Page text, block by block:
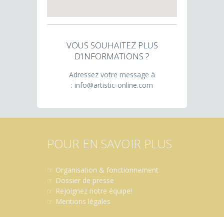
VOUS SOUHAITEZ PLUS
D’INFORMATIONS ?
Adressez votre message à
: info@artistic-online.com
POUR EN SAVOIR PLUS
☞ Organisation & fonctionnement
☞ Dossier de presse
☞ Rejoignez notre équipe!
☞ Mentions légales